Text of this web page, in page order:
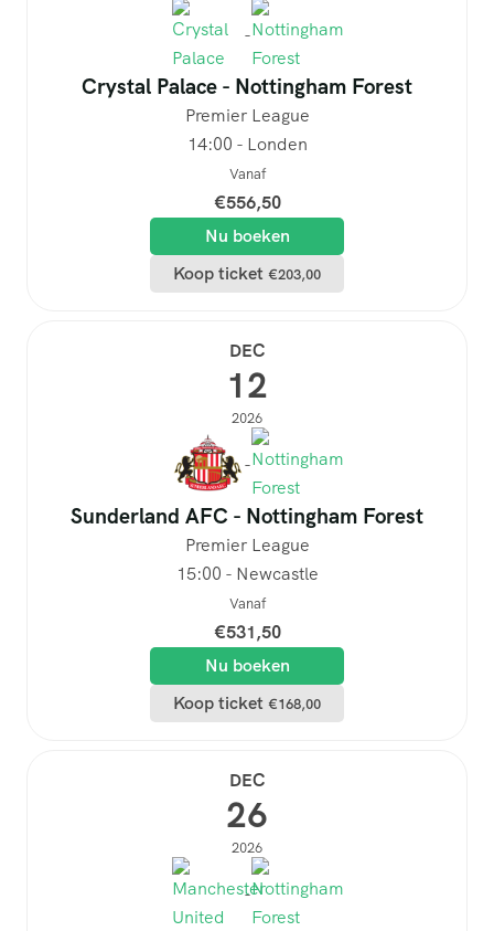
-
Crystal Palace - Nottingham Forest
Premier League
14:00 - Londen
Vanaf
€556,50
Nu boeken
Koop ticket €203,00
DEC
12
2026
-
Sunderland AFC - Nottingham Forest
Premier League
15:00 - Newcastle
Vanaf
€531,50
Nu boeken
Koop ticket €168,00
DEC
26
2026
-